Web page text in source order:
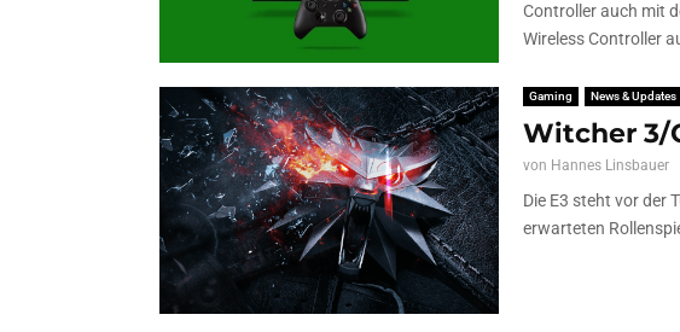
Controller auch mit
Wireless Controller
Gaming News & Updates
Witcher 3/
von Hannes Linsbauer
Die E3 steht vor der
erwarteten